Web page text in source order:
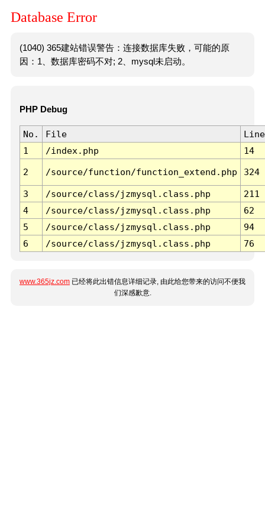
Database Error
(1040) 365建站错误警告：连接数据库失败，可能的原
因：1、数据库密码不对; 2、mysql未启动。
PHP Debug
No. File
Line
1
/index.php 14
2 /source/function/function_extend.php 324
3 /source/class/jzmysql.class.php
211
4
/source/class/jzmysql.class.php
62
5
/source/class/jzmysql.class.php
94
6
/source/class/jzmysql.class.php 76
www.365jz.com 已经将此出错信息详细记录, 由此给您带来的访问不便我
们深感歉意.